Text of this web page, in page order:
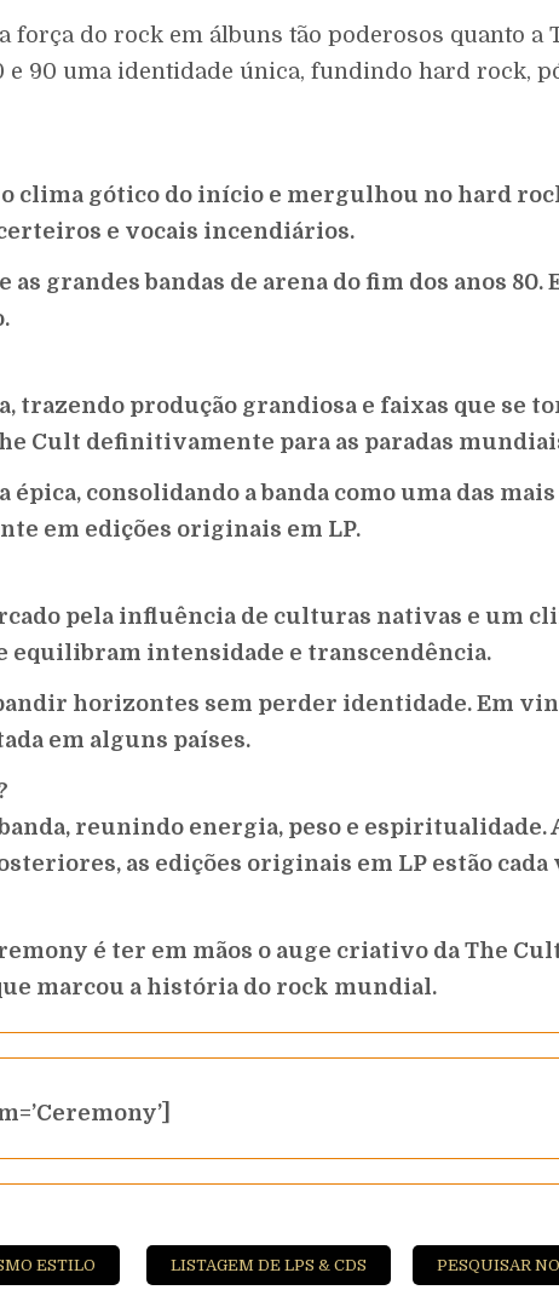
força do rock em álbuns tão poderosos quanto a
90 uma identidade única, fundindo hard rock,
clima gótico do início e mergulhou no hard
e vocais incendiários.
as grandes bandas de arena do fim dos anos
trazendo produção grandiosa e faixas que se
Cult definitivamente para as paradas
consolidando a banda como uma das
em edições originais em LP.
pela influência de culturas nativas e um
equilibram intensidade e transcendência.
horizontes sem perder identidade. Em
em alguns países.
reunindo energia, peso e espiritualidade.
as edições originais em LP estão
é ter em mãos o auge criativo da The
marcou a história do rock mundial.
ESTILO LISTAGEM DE LPS & CDS PESQUISAR